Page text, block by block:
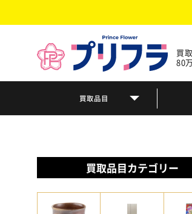
買
80
買取品目
買取品目カテゴリー